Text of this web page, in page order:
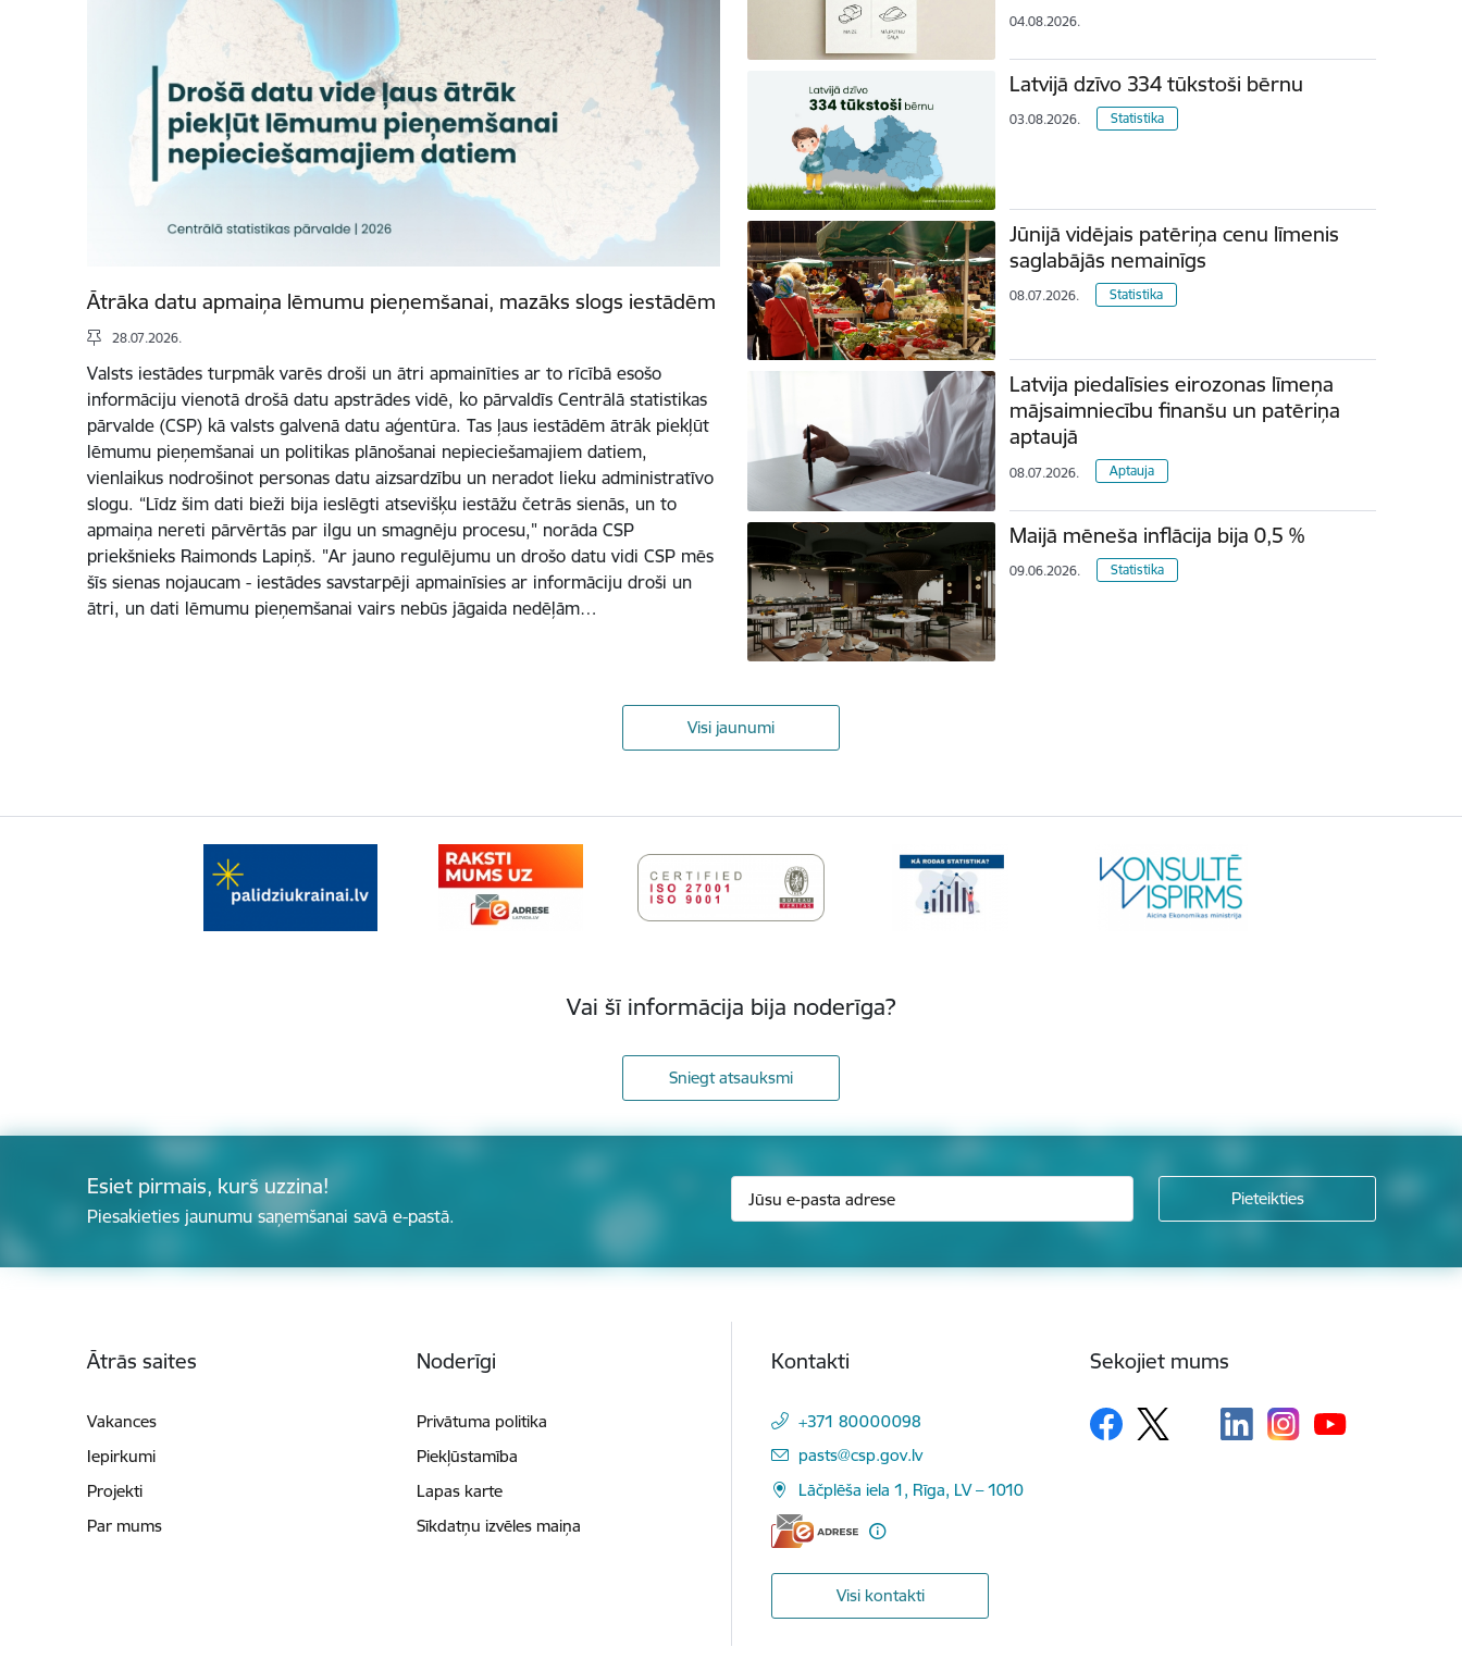
Ātrāka datu apmaiņa lēmumu pieņemšanai, mazāks slogs iestādēm
28.07.2026.
Valsts iestādes turpmāk varēs droši un ātri apmainīties ar to rīcībā esošo
informāciju vienotā drošā datu apstrādes vidē, ko pārvaldīs Centrālā statistikas
pārvalde (CSP) kā valsts galvenā datu aģentūra. Tas ļaus iestādēm ātrāk piekļūt
lēmumu pieņemšanai un politikas plānošanai nepieciešamajiem datiem,
vienlaikus nodrošinot personas datu aizsardzību un neradot lieku administratīvo
slogu. “Līdz šim dati bieži bija ieslēgti atsevišķu iestāžu četrās sienās, un to
apmaiņa nereti pārvērtās par ilgu un smagnēju procesu," norāda CSP
priekšnieks Raimonds Lapiņš. "Ar jauno regulējumu un drošo datu vidi CSP mēs
šīs sienas nojaucam - iestādes savstarpēji apmainīsies ar informāciju droši un
ātri, un dati lēmumu pieņemšanai vairs nebūs jāgaida nedēļām…
04.08.2026.
Latvijā dzīvo 334 tūkstoši bērnu
03.08.2026. Statistika
Jūnijā vidējais patēriņa cenu līmenis
saglabājās nemainīgs
08.07.2026. Statistika
Latvija piedalīsies eirozonas līmeņa
mājsaimniecību finanšu un patēriņa
aptaujā
08.07.2026. Aptauja
Maijā mēneša inflācija bija 0,5 %
09.06.2026. Statistika
Visi jaunumi
Vai šī informācija bija noderīga?
Sniegt atsauksmi
Esiet pirmais, kurš uzzina!
Piesakieties jaunumu saņemšanai savā e-pastā.
Ātrās saites
Vakances
Iepirkumi
Projekti
Par mums
Noderīgi
Privātuma politika
Piekļūstamība
Lapas karte
Sīkdatņu izvēles maiņa
Kontakti
+371 80000098
E-pasts:
pasts@csp.gov.lv
Lāčplēša iela 1, Rīga, LV – 1010
Visi kontakti
Sekojiet mums